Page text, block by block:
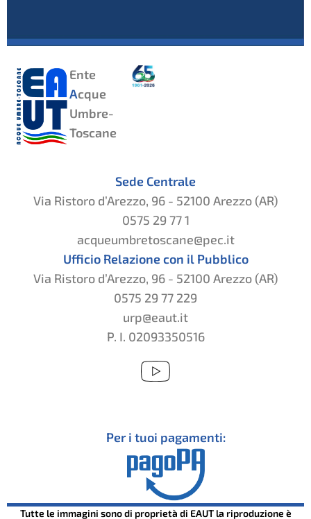
Ente
Acque
Umbre-
Toscane
Sede Centrale
Via Ristoro d’Arezzo, 96 - 52100 Arezzo (AR)
0575 29 77 1
acqueumbretoscane@pec.it
Ufficio Relazione con il Pubblico
Via Ristoro d’Arezzo, 96 - 52100 Arezzo (AR)
0575 29 77 229
urp@eaut.it
P. I. 02093350516
Per i tuoi pagamenti:
Tutte le immagini sono di proprietà di EAUT la riproduzione è